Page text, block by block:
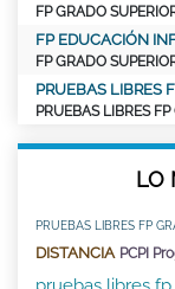
FP GRADO
FP EDUCACIÓN
FP GRADO
PRUEBAS LIBRES
PRUEBAS LIBRES
LO
PRUEBAS LIBRES FP
DISTANCIA PCPI